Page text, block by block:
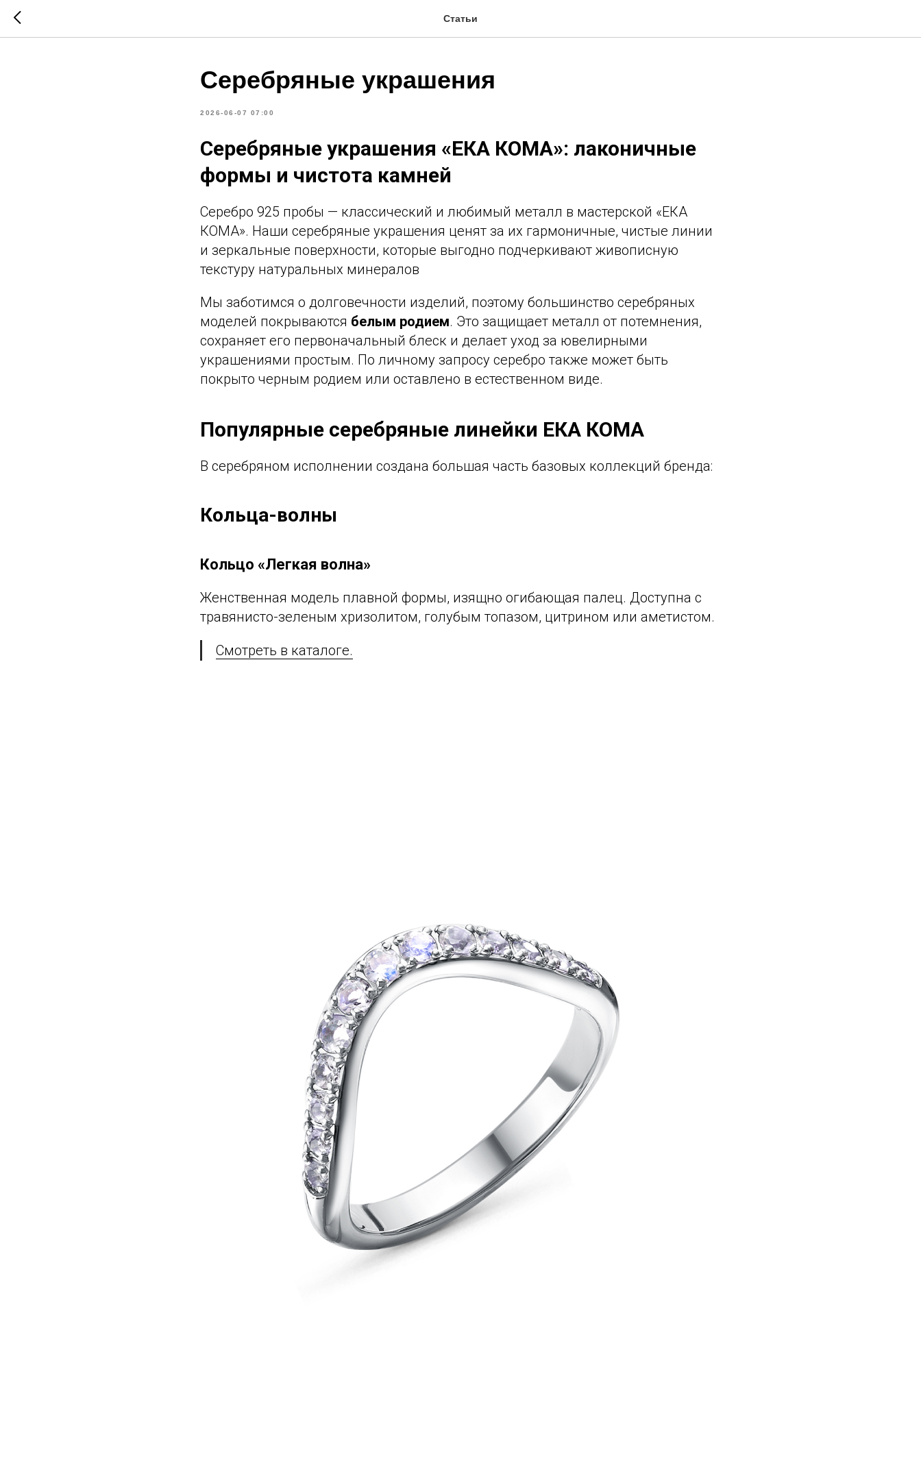
Статьи
Серебряные украшения
2026-06-07 07:00
Серебряные украшения «ЕКА КОМА»: лаконичные
формы и чистота камней
Серебро 925 пробы — классический и любимый металл в мастерской «ЕКА
КОМА». Наши серебряные украшения ценят за их гармоничные, чистые линии
и зеркальные поверхности, которые выгодно подчеркивают живописную
текстуру натуральных минералов
Мы заботимся о долговечности изделий, поэтому большинство серебряных
моделей покрываются белым родием. Это защищает металл от потемнения,
сохраняет его первоначальный блеск и делает уход за ювелирными
украшениями простым. По личному запросу серебро также может быть
покрыто черным родием или оставлено в естественном виде.
Популярные серебряные линейки ЕКА КОМА
В серебряном исполнении создана большая часть базовых коллекций бренда:
Кольца-волны
Кольцо «Легкая волна»
Женственная модель плавной формы, изящно огибающая палец. Доступна с
травянисто-зеленым хризолитом, голубым топазом, цитрином или аметистом.
Смотреть в каталоге.